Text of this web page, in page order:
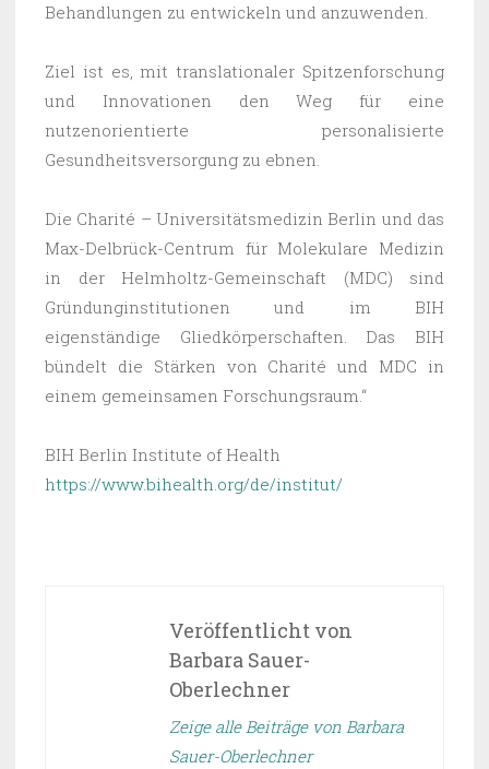
Behandlungen zu entwickeln und anzuwenden.
Ziel ist es, mit translationaler Spitzenforschung
und Innovationen den Weg für eine
nutzenorientierte personalisierte
Gesundheitsversorgung zu ebnen.
Die Charité – Universitätsmedizin Berlin und das
Max-Delbrück-Centrum für Molekulare Medizin
in der Helmholtz-Gemeinschaft (MDC) sind
Gründunginstitutionen und im BIH
eigenständige Gliedkörperschaften. Das BIH
bündelt die Stärken von Charité und MDC in
einem gemeinsamen Forschungsraum.“
BIH Berlin Institute of Health
https://www.bihealth.org/de/institut/
Veröffentlicht von
Barbara Sauer-
Oberlechner
Zeige alle Beiträge von Barbara
Sauer-Oberlechner